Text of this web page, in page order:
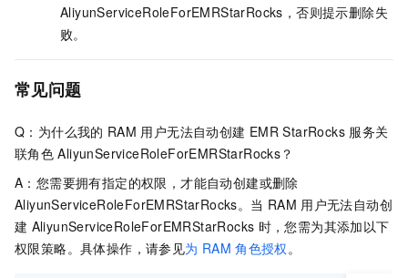
AliyunServiceRoleForEMRStarRocks，否则提示删除失
败。
常见问题
Q：为什么我的 RAM 用户无法自动创建 EMR StarRocks 服务关
联角色 AliyunServiceRoleForEMRStarRocks？
A：您需要拥有指定的权限，才能自动创建或删除
AliyunServiceRoleForEMRStarRocks。当 RAM 用户无法自动创
建 AliyunServiceRoleForEMRStarRocks 时，您需为其添加以下
权限策略。具体操作，请参见为 RAM 角色授权 。